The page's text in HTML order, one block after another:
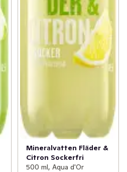
Mineralvatten Fläder &
Citron Sockerfri
500 ml, Aqua d'Or